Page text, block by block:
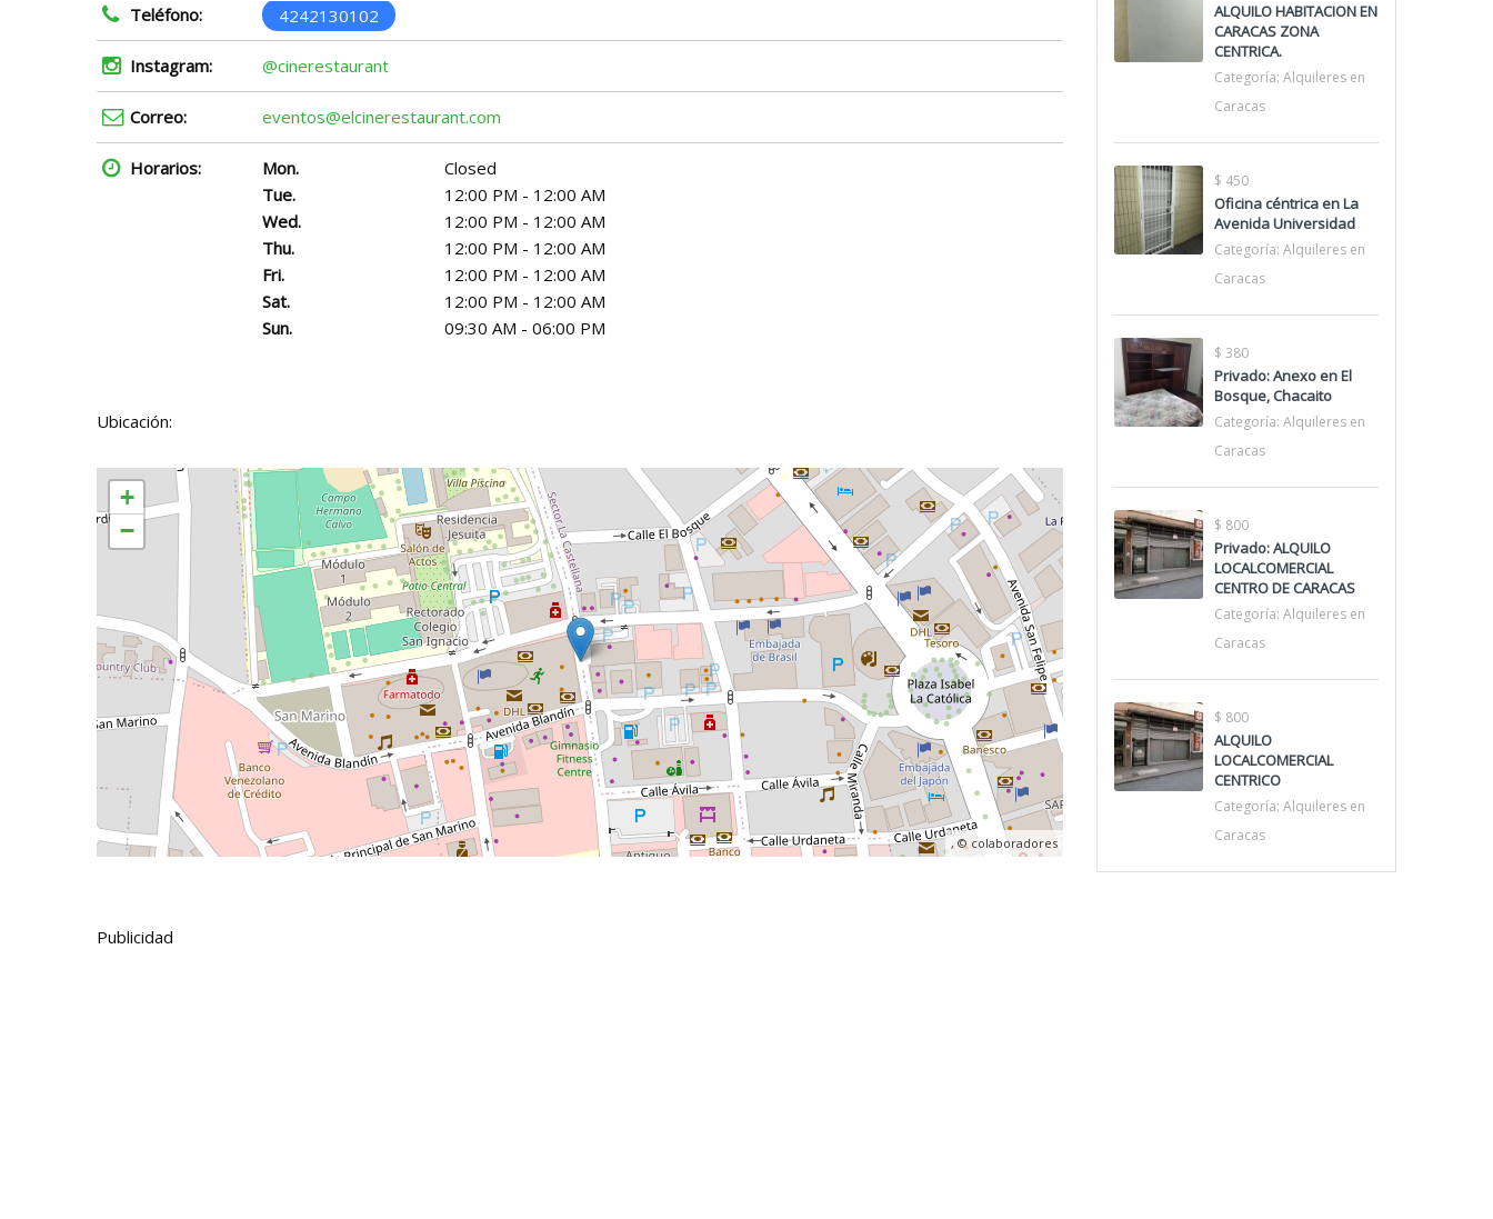
Teléfono: 4242130102
Instagram: @cinerestaurant
Correo: eventos@elcinerestaurant.com
Horarios: Mon.
Closed
Tue.
12:00 PM - 12:00 AM
Wed.
12:00 PM - 12:00 AM
Thu.
12:00 PM - 12:00 AM
Fri.
12:00 PM - 12:00 AM
Sat.
12:00 PM - 12:00 AM
Sun.
09:30 AM - 06:00 PM
Ubicación:
+
−
, © colaboradores
Publicidad
ALQUILO HABITACION EN
CARACAS ZONA
CENTRICA.
Categoría: Alquileres en
Caracas
$ 450
Oficina céntrica en La
Avenida Universidad
Categoría: Alquileres en
Caracas
$ 380
Privado: Anexo en El
Bosque, Chacaito
Categoría: Alquileres en
Caracas
$ 800
Privado: ALQUILO
LOCALCOMERCIAL
CENTRO DE CARACAS
Categoría: Alquileres en
Caracas
$ 800
ALQUILO
LOCALCOMERCIAL
CENTRICO
Categoría: Alquileres en
Caracas